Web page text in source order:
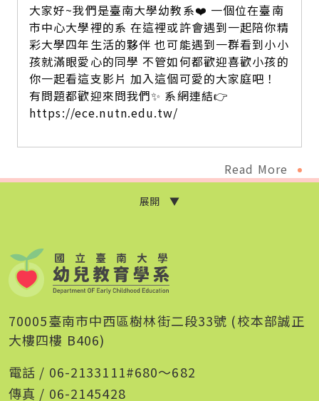
大家好~我們是臺南大學幼教系❤️ 一個位在臺南
市中心大學裡的系 在這裡或許會遇到一起陪你精
彩大學四年生活的夥伴 也可能遇到一群看到小小
孩就滿眼愛心的同學 不管如何都歡迎喜歡小孩的
你一起看這支影片 加入這個可愛的大家庭吧！
有問題都歡迎來問我們✨ 系網連結👉️
https://ece.nutn.edu.tw/
Read More
展開 ▼
70005臺南市中西區樹林街二段33號 (校本部誠正
大樓四樓 B406)
電話 / 06-2133111#680～682
傳真 / 06-2145428